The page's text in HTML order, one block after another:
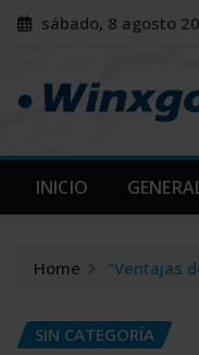
Skip sábado, 8 agosto
INICIO
Home “Ventajas
SIN CATEGORÍA
modal-check
modal-check